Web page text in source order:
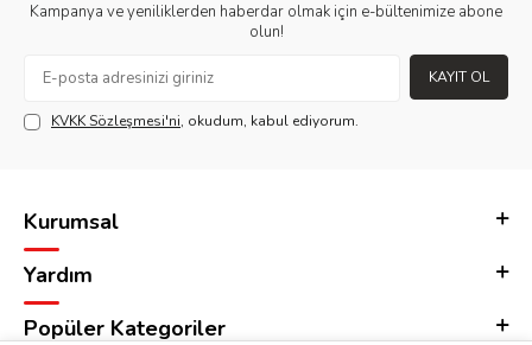
Kampanya ve yeniliklerden haberdar olmak için e-bültenimize abone
olun!
KAYIT OL
KVKK Sözleşmesi'ni, okudum, kabul ediyorum.
Kurumsal
Yardım
Popüler Kategoriler